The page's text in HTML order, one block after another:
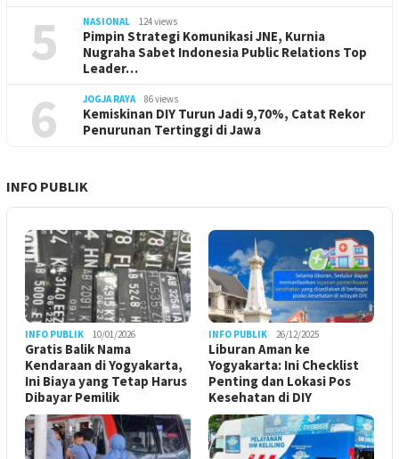
5 NASIONAL 124 views
Pimpin Strategi Komunikasi JNE, Kurnia
Nugraha Sabet Indonesia Public Relations Top
Leader…
6 JOGJA RAYA 86 views
Kemiskinan DIY Turun Jadi 9,70%, Catat Rekor
Penurunan Tertinggi di Jawa
INFO PUBLIK
INFO PUBLIK 10/01/2026
Gratis Balik Nama
Kendaraan di Yogyakarta,
Ini Biaya yang Tetap Harus
Dibayar Pemilik
INFO PUBLIK 26/12/2025
Liburan Aman ke
Yogyakarta: Ini Checklist
Penting dan Lokasi Pos
Kesehatan di DIY